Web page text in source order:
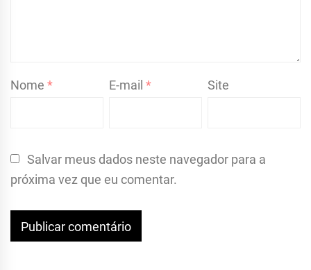
Nome * E-mail* Site
Salvar meus dados neste navegador para a
próxima vez que eu comentar.